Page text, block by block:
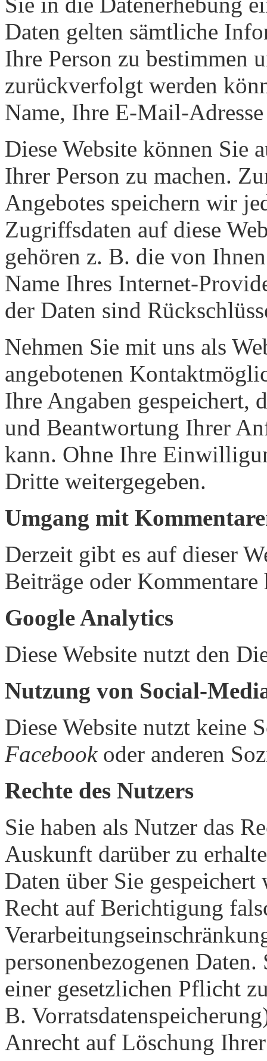
Daten gelten sämtliche
Ihre Person zu bestimmen
zurückverfolgt werden
Name, Ihre E-Mail-
Diese Website können Sie
Ihrer Person zu machen.
Angebotes speichern wir
Zugriffsdaten auf diese
gehören z. B. die von
Name Ihres Internet-
der Daten sind
Nehmen Sie mit uns als
angebotenen
Ihre Angaben gespeichert,
und Beantwortung Ihrer
kann. Ohne Ihre
Dritte weitergegeben.
Umgang mit
Derzeit gibt es auf dieser
Beiträge oder Kommentare
Google Analytics
Diese Website nutzt den
Nutzung von Social-
Diese Website nutzt keine
Facebookoder anderen
Rechte des Nutzers
Sie haben als Nutzer das
Auskunft darüber zu
Daten über Sie gespeichert
Recht auf Berichtigung
personenbezogenen
einer gesetzlichen Pflicht
B.
Anrecht auf Löschung